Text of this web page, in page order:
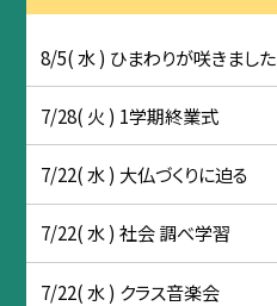
8/5( 水 ) ひまわりが咲きました
7/28( 火 ) 1学期終業式
7/22( 水 ) 大仏づくりに迫る
7/22( 水 ) 社会 調べ学習
7/22( 水 ) クラス音楽会